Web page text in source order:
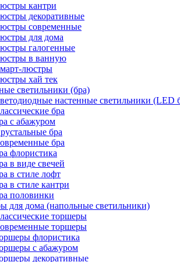
кантри
декоративные
современные
для дома
галогенные
в ванную
люстры
хай тек
светильники (бра)
настенные светильники (LED
бра
с абажуром
бра
бра
флористика
в виде свечей
в стиле лофт
в стиле кантри
половинки
для дома (напольные светильники)
торшеры
торшеры
флористика
с абажуром
декоративные